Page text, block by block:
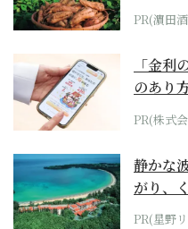
PR(濵田
「金利
のあり
PR(株式
静かな
がり、
ホテル
PR(星野